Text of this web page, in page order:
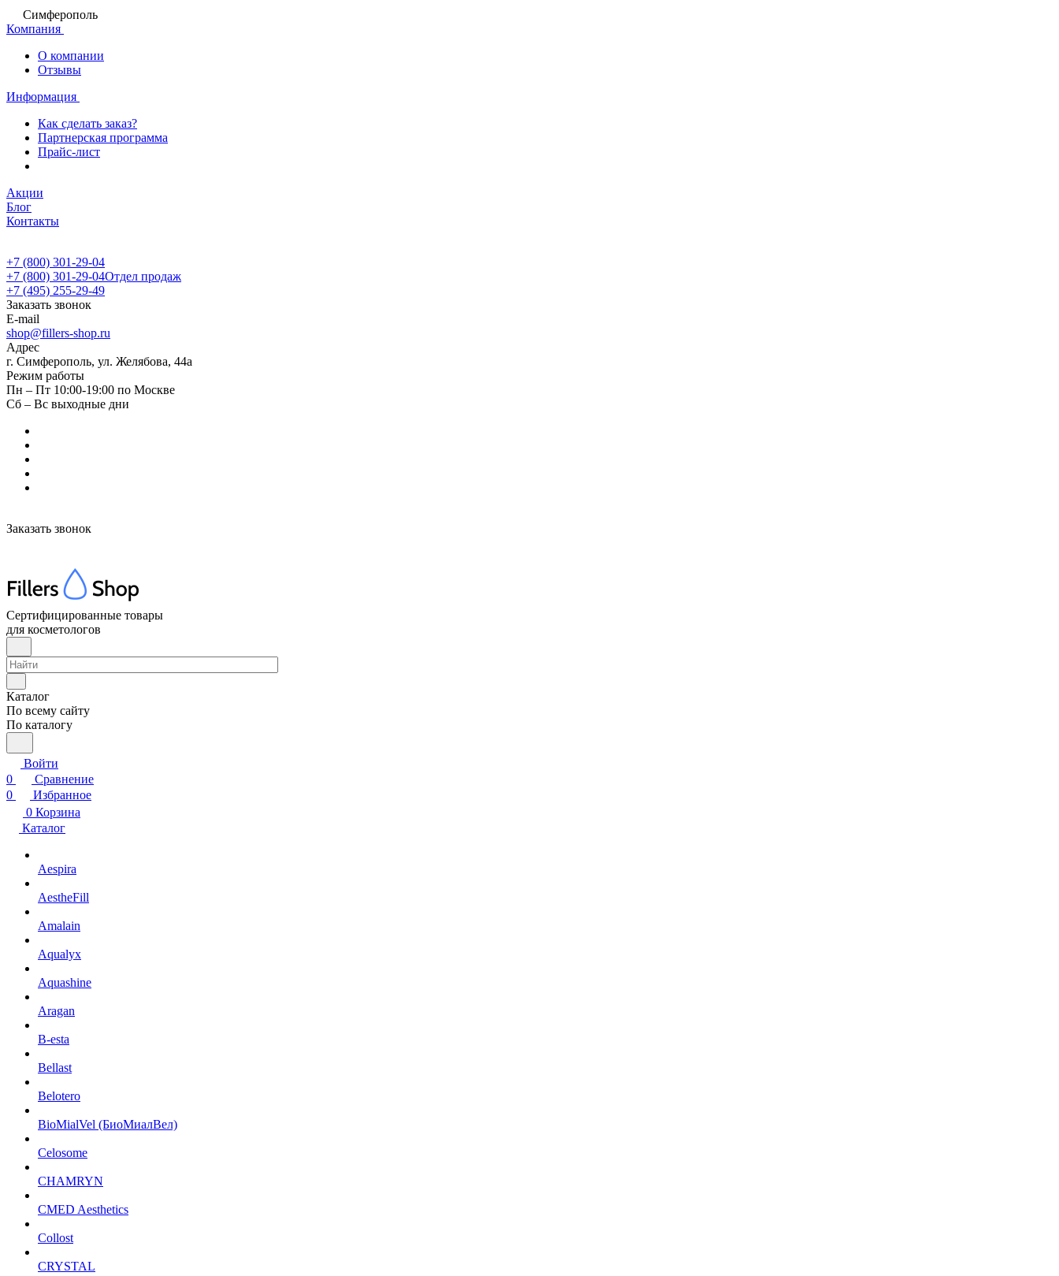
Симферополь
Компания
О компании
Отзывы
Информация
Как сделать заказ?
Партнерская программа
Прайс-лист
Акции
Блог
Контакты
+7 (800) 301-29-04
+7 (800) 301-29-04Отдел продаж
+7 (495) 255-29-49
Заказать звонок
E-mail
shop@fillers-shop.ru
Адрес
г. Симферополь, ул. Желябова, 44а
Режим работы
Пн – Пт 10:00-19:00 по Москве
Сб – Вс выходные дни
Заказать звонок
Сертифицированные товары
для косметологов
Каталог
По всему сайту
По каталогу
Войти
0
Сравнение
0
Избранное
0 Корзина
Каталог
Aespira
AestheFill
Amalain
Aqualyx
Aquashine
Aragan
B-esta
Bellast
Belotero
BioMialVel (БиоМиалВел)
Celosome
CHAMRYN
CMED Aesthetics
Collost
CRYSTAL